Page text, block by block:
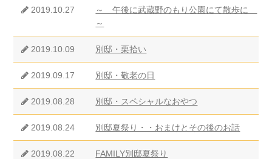
2019.10.27
～ 午後に武蔵野のもり公園にて散歩に
～
2019.10.09 別邸・栗拾い
2019.09.17 別邸・敬老の日
2019.08.28 別邸・スペシャルなおやつ
2019.08.24 別邸夏祭り・・おまけとその後のお話
2019.08.22 FAMILY別邸夏祭り